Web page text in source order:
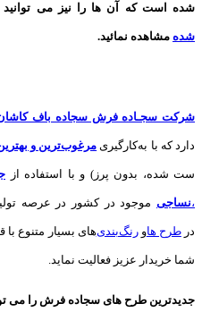
شده است که آن ها را نیز می توانید
شده مشاهده نمائید.
شرکت سجـاده فرش سجاده باف کاشان
دارد که با به‌کارگیری مرغوب‌ترین و
ست شده، بدون پرز) و با استفاده از
نساجی، موجود در کشور در عرصه
درطرح هاو
رنگ‌بندی‌ های بسیار متنوع با
شما خریدار عزیز فعالیت نماید.
جدیدترین طرح های سجاده فرش را می